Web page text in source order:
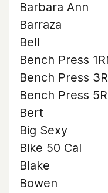
Barbara Ann
Barraza
Bell
Bench Press
Bench Press
Bench Press
Bert
Big Sexy
Bike 50 Cal
Blake
Bowen